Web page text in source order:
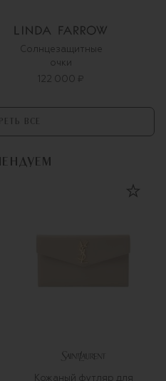
Солнцезащитные
очки
122 000 ₽
ВСЕ
Кожаный футляр для